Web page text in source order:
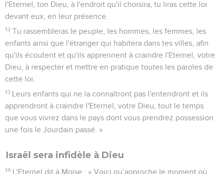
l'Eternel, ton Dieu, à l'endroit qu'il choisira, tu liras cette loi
devant eux, en leur présence.
12 Tu rassembleras le peuple, les hommes, les femmes, les
enfants ainsi que l'étranger qui habitera dans tes villes, afin
qu'ils écoutent et qu'ils apprennent à craindre l'Eternel, votre
Dieu, à respecter et mettre en pratique toutes les paroles de
cette loi.
13 Leurs enfants qui ne la connaîtront pas l'entendront et ils
apprendront à craindre l'Eternel, votre Dieu, tout le temps
que vous vivrez dans le pays dont vous prendrez possession
une fois le Jourdain passé. »
Israël sera infidèle à Dieu
14 L'Eternel dit à Moïse : « Voici qu’approche le moment où